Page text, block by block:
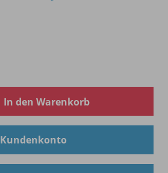
In den Warenkorb
Kundenkonto